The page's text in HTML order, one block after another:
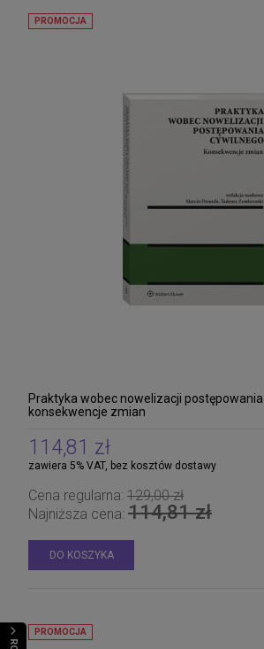
Praktyka wobec nowelizacji
konsekwencje zmian
114,81 zł
zawiera 5% VAT, bez kosztów dostawy
Cena regularna: 129,00 zł
Najniższa cena: 114,81 zł
DO KOSZYKA
PROMOCJA
PROMOCJA